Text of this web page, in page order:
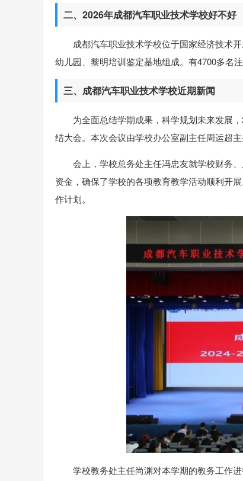
二、2026年成都汽车职业技术学校好不好
成都汽车职业技术学校位于国家经济技术
幼儿园、黎明培训鉴定基地组成。有4700多名
三、成都汽车职业技术学校近期新闻
为全面总结学期成果，科学规划未来发展
结大会。本次会议由学校办公室副主任周运超
会上，学校总务处主任冯忠友就学校财务
资金，确保了学校的各项教育教学活动顺利开
作计划。
学校教务处主任尚渊对本学期的教务工作